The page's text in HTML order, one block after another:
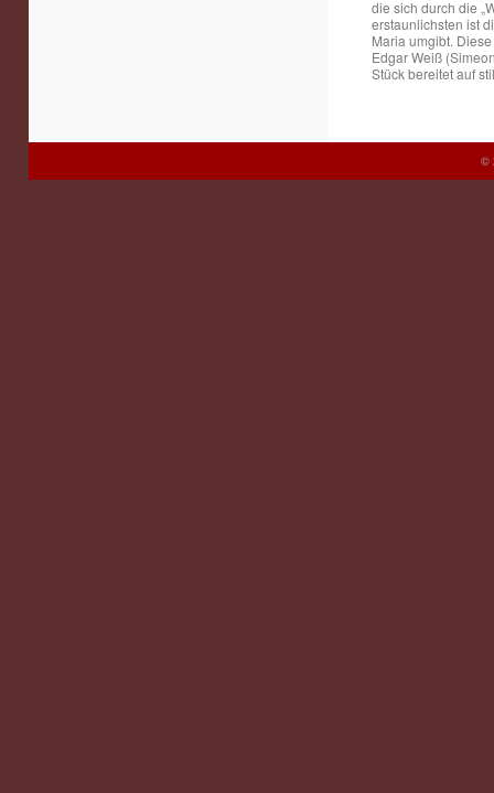
die sich durch die
erstaunlichsten ist
Maria umgibt.
Edgar Weiß
Stück bereitet auf
©